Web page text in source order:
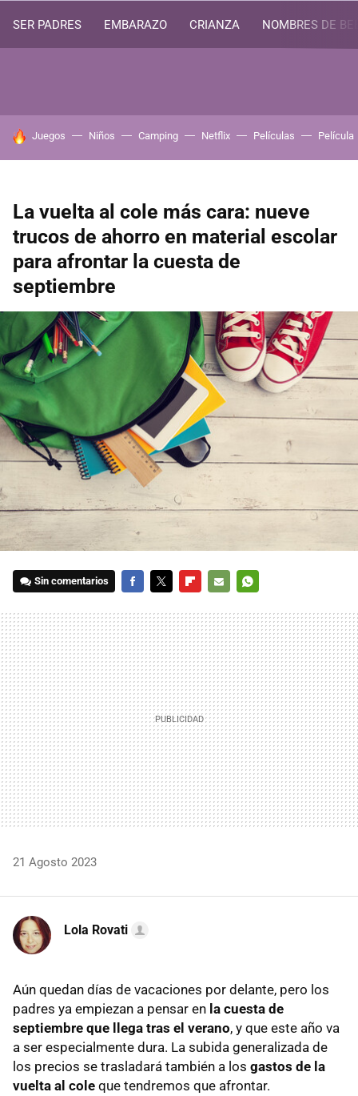
SER PADRES EMBARAZO CRIANZA NOMBRES DE
HOY SE HABLA DE
Juegos Niños Camping Netflix Películas Película
La vuelta al cole más cara: nueve
trucos de ahorro en material escolar
para afrontar la cuesta de
septiembre
Sin comentarios
MAIL
21 Agosto 2023
Lola Rovati
Aún quedan días de vacaciones por delante, pero los
padres ya empiezan a pensar en la cuesta de
septiembre que llega tras el verano, y que este año va
a ser especialmente dura. La subida generalizada de
los precios se trasladará también a los gastos de la
vuelta al cole que tendremos que afrontar.